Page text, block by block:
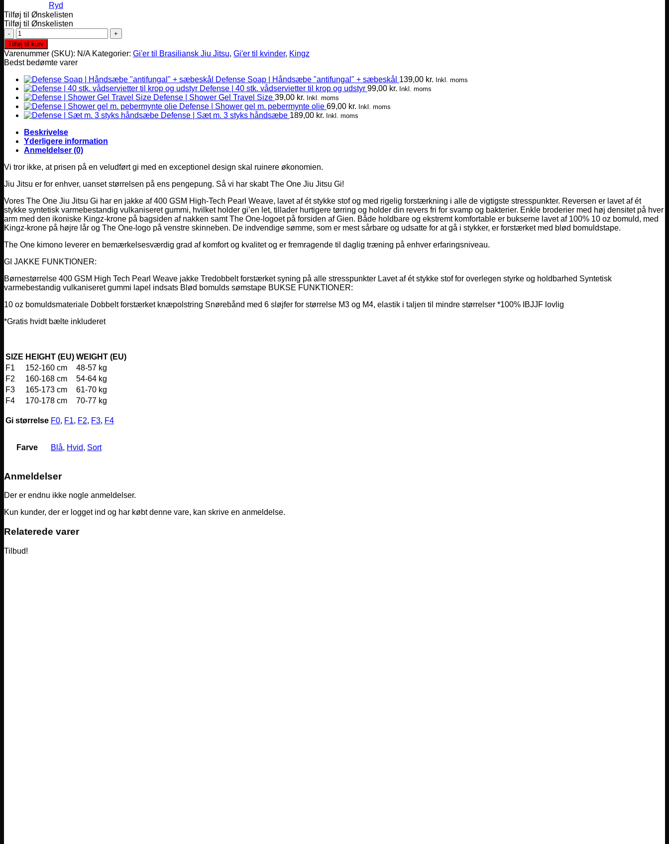
Ryd
Tilføj til Ønskelisten
Tilføj til Ønskelisten
Kingz
The
ONE
Womens
Jiu
Jitsu
Gi
-
antal
Tilføj til kurv
Varenummer (SKU): N/A Kategorier: Gi'er til Brasiliansk Jiu Jitsu, Gi'er til kvinder, Kingz
Bedst bedømte varer
Defense Soap | Håndsæbe "antifungal" + sæbeskål 139,00 kr. Inkl. moms
Defense | 40 stk. vådservietter til krop og udstyr 99,00 kr. Inkl. moms
Defense | Shower Gel Travel Size 39,00 kr. Inkl. moms
Defense | Shower gel m. pebermynte olie 69,00 kr. Inkl. moms
Defense | Sæt m. 3 styks håndsæbe 189,00 kr. Inkl. moms
Beskrivelse
Yderligere information
Anmeldelser (0)
Vi tror ikke, at prisen på en veludført gi med en exceptionel design skal ruinere økonomien.
Jiu Jitsu er for enhver, uanset størrelsen på ens pengepung. Så vi har skabt The One Jiu Jitsu Gi!
Vores The One Jiu Jitsu Gi har en jakke af 400 GSM High-Tech Pearl Weave, lavet af ét stykke stof og med rigelig forstærkning i alle de vigtigste stresspunkter. Reversen er lavet af ét
stykke syntetisk varmebestandig vulkaniseret gummi, hvilket holder gi’en let, tillader hurtigere tørring og holder din revers fri for svamp og bakterier. Enkle broderier med høj densitet på hver
arm med den ikoniske Kingz-krone på bagsiden af nakken samt The One-logoet på forsiden af Gien. Både holdbare og ekstremt komfortable er bukserne lavet af 100% 10 oz bomuld, med
Kingz-krone på højre lår og The One-logo på venstre skinneben. De indvendige sømme, som er mest sårbare og udsatte for at gå i stykker, er forstærket med blød bomuldstape.
The One kimono leverer en bemærkelsesværdig grad af komfort og kvalitet og er fremragende til daglig træning på enhver erfaringsniveau.
GI JAKKE FUNKTIONER:
Børnestørrelse 400 GSM High Tech Pearl Weave jakke Tredobbelt forstærket syning på alle stresspunkter Lavet af ét stykke stof for overlegen styrke og holdbarhed Syntetisk
varmebestandig vulkaniseret gummi lapel indsats Blød bomulds sømstape BUKSE FUNKTIONER:
10 oz bomuldsmateriale Dobbelt forstærket knæpolstring Snørebånd med 6 sløjfer for størrelse M3 og M4, elastik i taljen til mindre størrelser *100% IBJJF lovlig
*Gratis hvidt bælte inkluderet
SIZE HEIGHT (EU) WEIGHT (EU)
F1
152-160 cm
48-57 kg
F2
160-168 cm
54-64 kg
F3
165-173 cm
61-70 kg
F4
170-178 cm 70-77 kg
Gi størrelse F0, F1, F2, F3, F4
Farve Blå, Hvid, Sort
Anmeldelser
Der er endnu ikke nogle anmeldelser.
Kun kunder, der er logget ind og har købt denne vare, kan skrive en anmeldelse.
Relaterede varer
Tilbud!